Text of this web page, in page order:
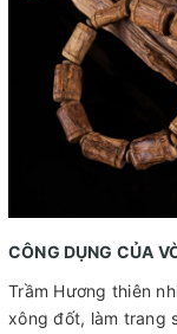
CÔNG DỤNG CỦA
Trầm Hương thiên
xông đốt, làm trang